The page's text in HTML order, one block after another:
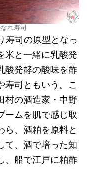
れ寿司
寿司の原型となっ
米と一緒に乳酸発
酸発酵の酸味を酢
寿司ともいう。こ
村の酒造家・中野
ームを肌で感じ取
ら、酒粕を原料と
て、酒で培った知
、船で江戸に粕酢